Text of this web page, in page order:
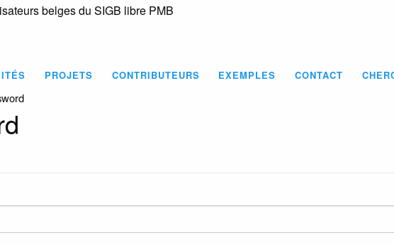
belges du SIGB libre PMB
PROJETS CONTRIBUTEURS EXEMPLES CONTACT